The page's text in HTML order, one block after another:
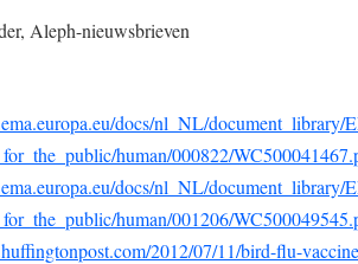
Aleph-nieuwsbrieven
docs/nl_NL/document_library/
human/000822/
docs/nl_NL/document_library/
human/001206/
2012/07/11/bird-flu-